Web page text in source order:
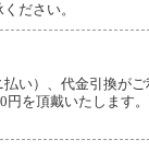
ださい。
い）、代金引換がご
を頂戴いたします。